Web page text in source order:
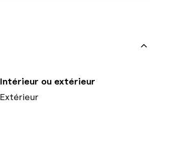
Intérieur ou extérieur
Extérieur